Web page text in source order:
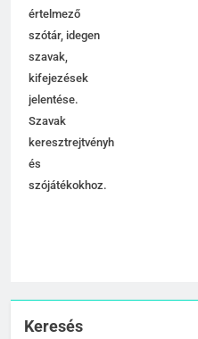
értelmező
szótár, idegen
szavak,
kifejezések
jelentése.
Szavak
keresztrejtvényhez
és
szójátékokhoz.
Keresés
7
8